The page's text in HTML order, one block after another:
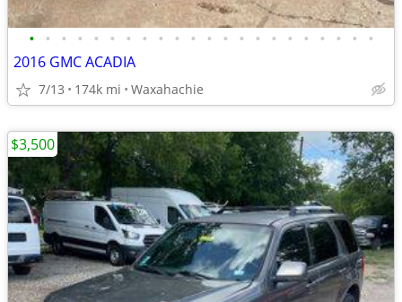
• • • • • • • • • • • • • • • • • • • • • •
2016 GMC ACADIA
7/13 174k mi Waxahachie
$3,500